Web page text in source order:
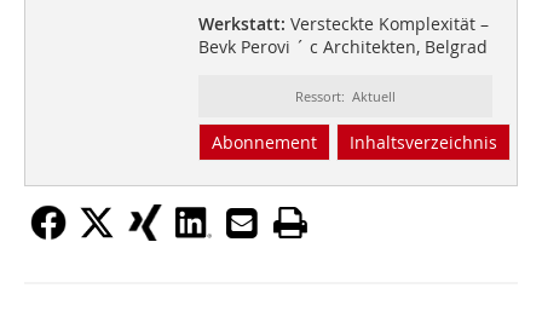
Werkstatt: Versteckte Komplexität –
Bevk Perovi ´ c Architekten, Belgrad
Ressort: Aktuell
Abonnement Inhaltsverzeichnis